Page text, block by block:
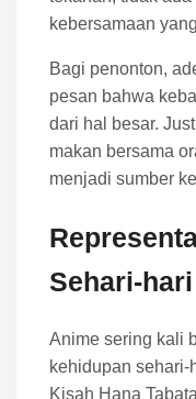
kebersamaan
Bagi penonton,
pesan bahwa
dari hal besar.
makan bersama
menjadi sumber
Sehari-hari
Anime sering kali
kehidupan sehari-
Kisah Hana